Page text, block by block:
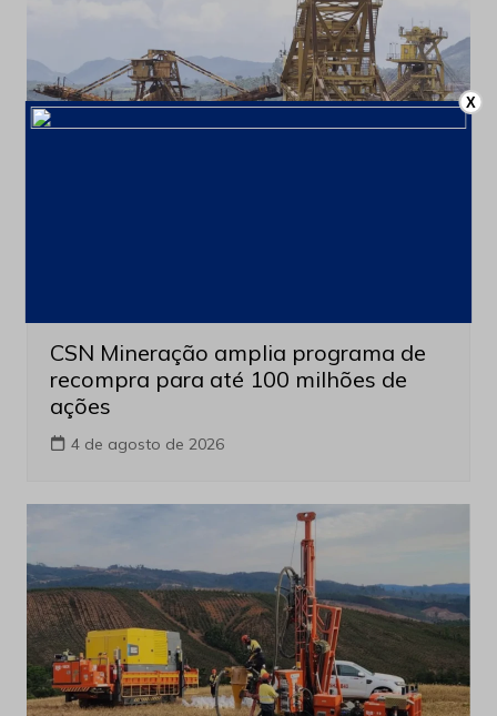
CSN Mineração amplia programa de
recompra para até 100 milhões de
ações
4 de agosto de 2026
X